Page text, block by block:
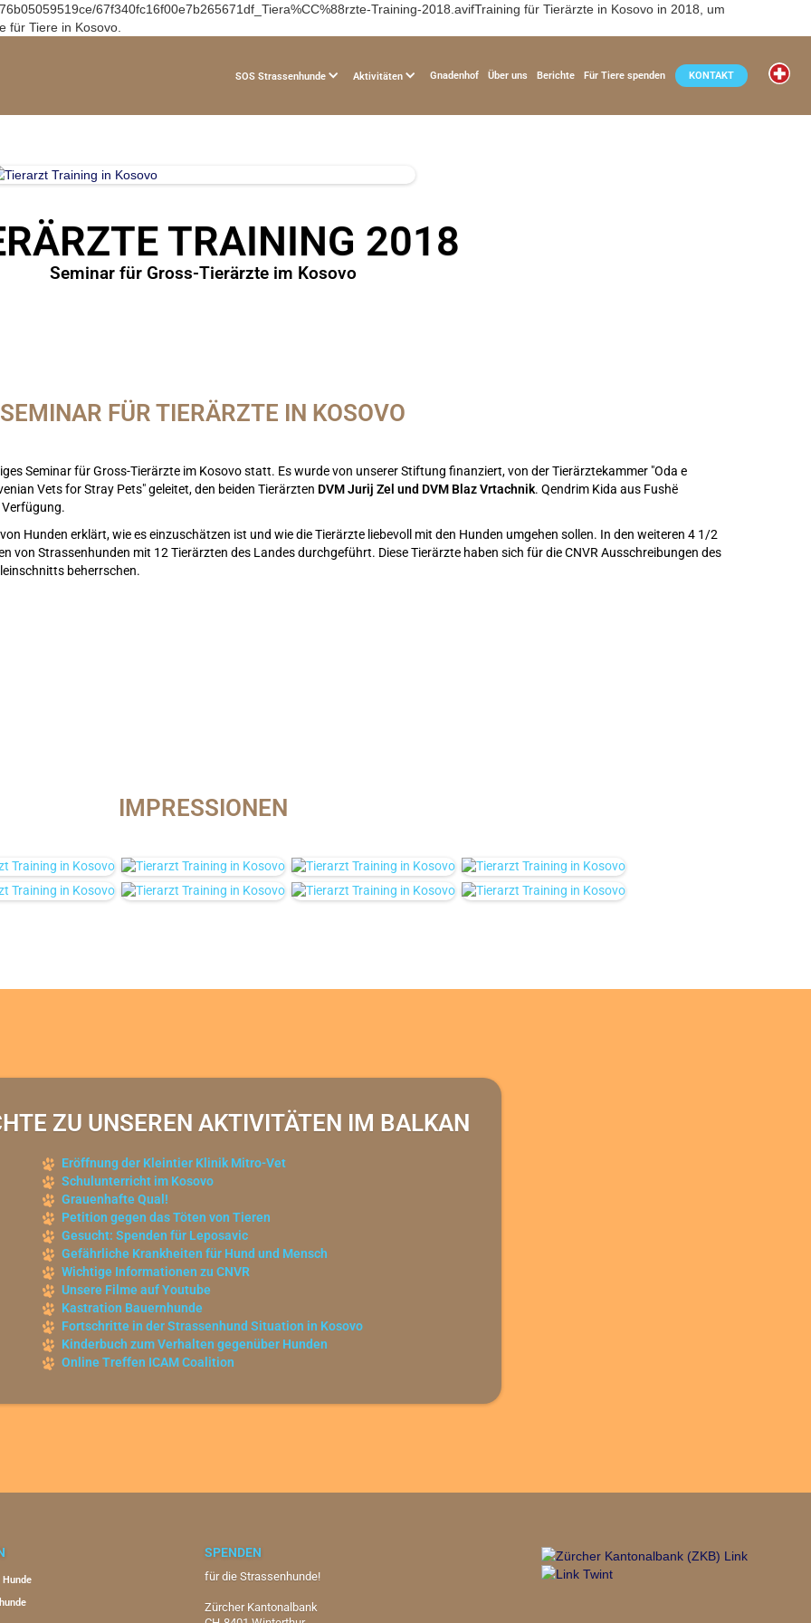
67f340fc16f00e7b265671df_Tiera%CC%88rzte-Training-2018.avifTraining für Tierärzte in Kosovo in 2018, um
für Tiere in Kosovo.
SOS Strassenhunde Aktivitäten Gnadenhof Über uns Berichte Für Tiere spenden KONTAKT
TRAINING 2018
Seminar für Gross-Tierärzte im Kosovo
SEMINAR FÜR TIERÄRZTE IN KOSOVO
Seminar für Gross-Tierärzte im Kosovo statt. Es wurde von unserer Stiftung finanziert, von der Tierärztekammer "Oda e
Vets for Stray Pets" geleitet, den beiden Tierärzten DVM Jurij Zel und DVM Blaz Vrtachnik. Qendrim Kida aus Fushë
Hunden erklärt, wie es einzuschätzen ist und wie die Tierärzte liebevoll mit den Hunden umgehen sollen. In den weiteren 4 1/2
von Strassenhunden mit 12 Tierärzten des Landes durchgeführt. Diese Tierärzte haben sich für die CNVR Ausschreibungen des
beherrschen.
IMPRESSIONEN
ZU UNSEREN AKTIVITÄTEN IM BALKAN
Eröffnung der Kleintier Klinik Mitro-Vet
Schulunterricht im Kosovo
Grauenhafte Qual!
Petition gegen das Töten von Tieren
Gesucht: Spenden für Leposavic
Gefährliche Krankheiten für Hund und Mensch
Wichtige Informationen zu CNVR
Unsere Filme auf Youtube
Kastration Bauernhunde
Fortschritte in der Strassenhund Situation in Kosovo
Kinderbuch zum Verhalten gegenüber Hunden
Online Treffen ICAM Coalition
SPENDEN
für die Strassenhunde!
Zürcher Kantonalbank